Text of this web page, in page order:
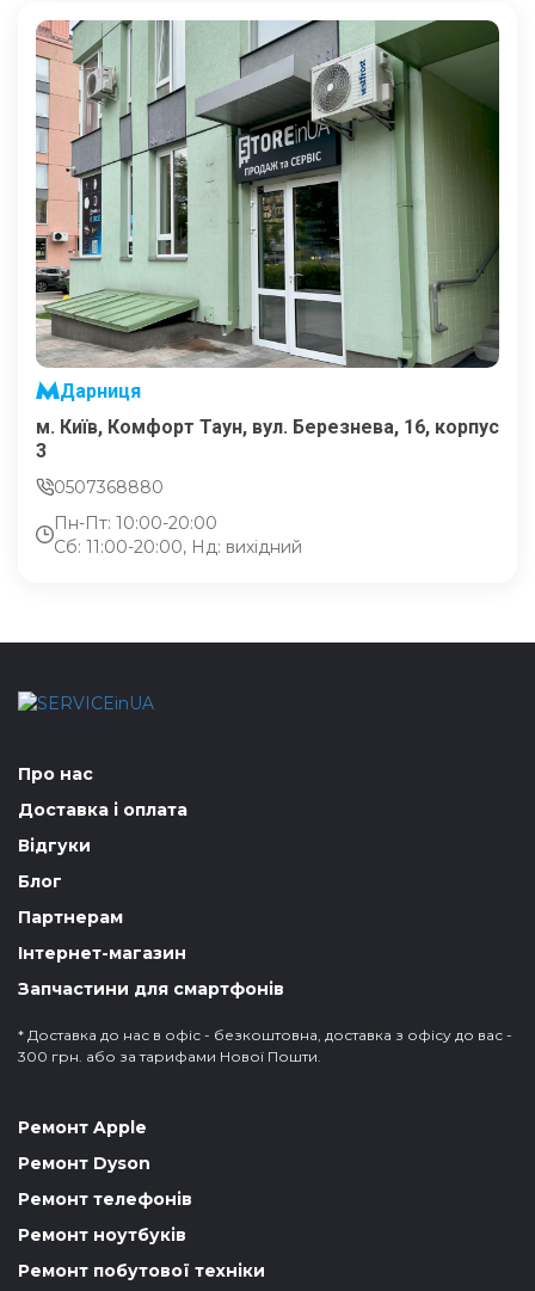
Дарниця
м. Київ, Комфорт Таун, вул. Березнева, 16, корпус
3
0507368880
Пн-Пт: 10:00-20:00
Сб: 11:00-20:00, Нд: вихідний
Про нас
Доставка і оплата
Відгуки
Блог
Партнерам
Інтернет-магазин
Запчастини для смартфонів
* Доставка до нас в офіс - безкоштовна, доставка з офісу до вас -
300 грн. або за тарифами Нової Пошти.
Ремонт Apple
Ремонт Dyson
Ремонт телефонів
Ремонт ноутбуків
Ремонт побутової техніки